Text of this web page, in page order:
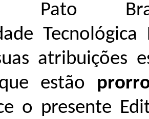
Pato
atribuições
estão
o presente